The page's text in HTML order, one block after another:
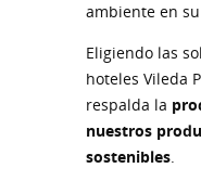
ambiente en
Eligiendo las
hoteles Vileda
respalda la
nuestros
sostenibles.